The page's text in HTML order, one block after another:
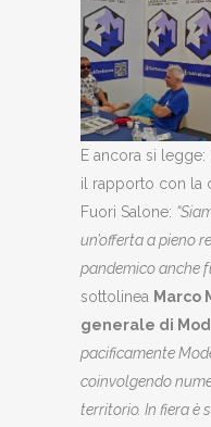
E ancora si legge:
il rapporto con la
Fuori Salone:
un’offerta a pieno
pandemico anche
sottolinea Marco
generale di
pacificamente
coinvolgendo
territorio. In fiera è